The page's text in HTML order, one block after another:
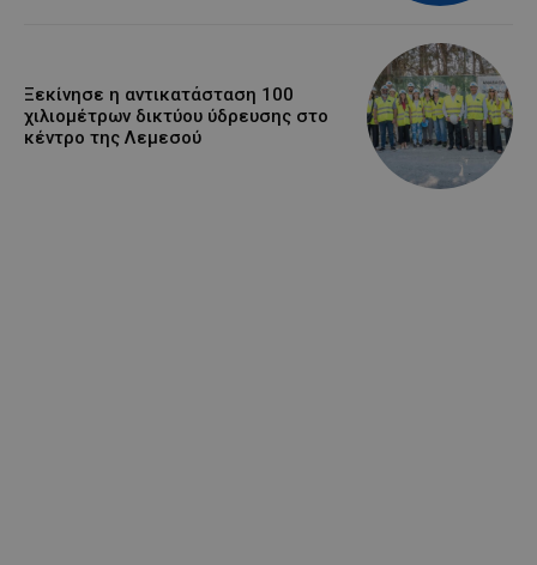
Ξεκίνησε η αντικατάσταση 100
χιλιομέτρων δικτύου ύδρευσης στο
κέντρο της Λεμεσού